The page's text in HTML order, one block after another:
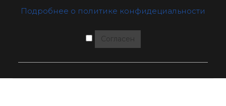
Подробнее о политике конфидециальности
Согласен